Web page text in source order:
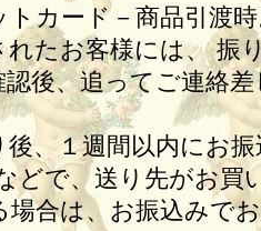
カード－商品引渡
れたお客様には、 振
後、追ってご連絡
、１週間以内にお
どで、送り先がお買
場合は、お振込みで